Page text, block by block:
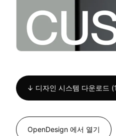
↓ 디자인 시스템 다운로드
OpenDesign 에서 열기